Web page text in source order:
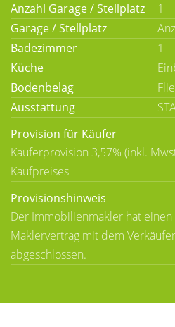
Anzahl Garage / Stellplatz
1
Garage / Stellplatz
Badezimmer
1
Küche
Bodenbelag
Ausstattung
Provision für Käufer
Käuferprovision 3,57% (inkl.
Kaufpreises
Provisionshinweis
Der Immobilienmakler hat
Maklervertrag mit dem
abgeschlossen.